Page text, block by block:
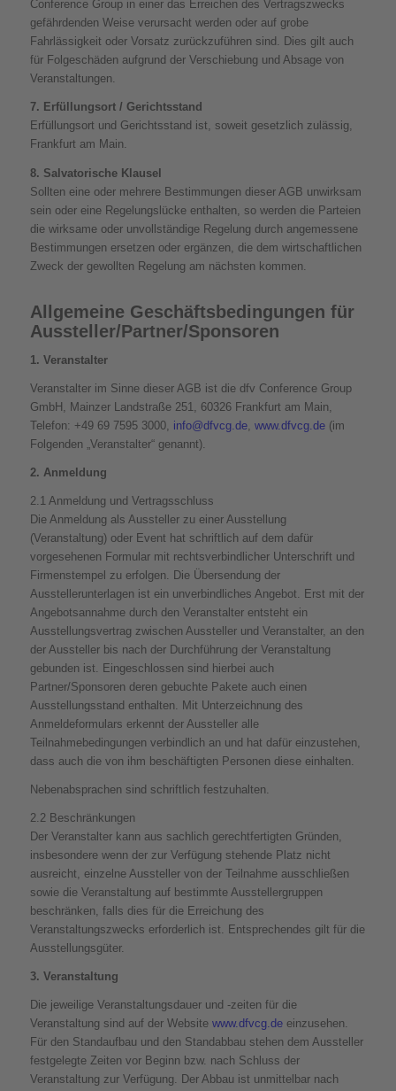
Conference Group in einer das Erreichen des Vertragszwecks
gefährdenden Weise verursacht werden oder auf grobe
Fahrlässigkeit oder Vorsatz zurückzuführen sind. Dies gilt auch
für Folgeschäden aufgrund der Verschiebung und Absage von
Veranstaltungen.
7. Erfüllungsort / Gerichtsstand
Erfüllungsort und Gerichtsstand ist, soweit gesetzlich zulässig,
Frankfurt am Main.
8. Salvatorische Klausel
Sollten eine oder mehrere Bestimmungen dieser AGB unwirksam
sein oder eine Regelungslücke enthalten, so werden die Parteien
die wirksame oder unvollständige Regelung durch angemessene
Bestimmungen ersetzen oder ergänzen, die dem wirtschaftlichen
Zweck der gewollten Regelung am nächsten kommen.
Allgemeine Geschäftsbedingungen für
Aussteller/Partner/Sponsoren
1. Veranstalter
Veranstalter im Sinne dieser AGB ist die dfv Conference Group
GmbH, Mainzer Landstraße 251, 60326 Frankfurt am Main,
Telefon: +49 69 7595 3000, info@dfvcg.de, www.dfvcg.de(im
Folgenden „Veranstalter“ genannt).
2. Anmeldung
2.1 Anmeldung und Vertragsschluss
Die Anmeldung als Aussteller zu einer Ausstellung
(Veranstaltung) oder Event hat schriftlich auf dem dafür
vorgesehenen Formular mit rechtsverbindlicher Unterschrift und
Firmenstempel zu erfolgen. Die Übersendung der
Ausstellerunterlagen ist ein unverbindliches Angebot. Erst mit der
Angebotsannahme durch den Veranstalter entsteht ein
Ausstellungsvertrag zwischen Aussteller und Veranstalter, an den
der Aussteller bis nach der Durchführung der Veranstaltung
gebunden ist. Eingeschlossen sind hierbei auch
Partner/Sponsoren deren gebuchte Pakete auch einen
Ausstellungsstand enthalten. Mit Unterzeichnung des
Anmeldeformulars erkennt der Aussteller alle
Teilnahmebedingungen verbindlich an und hat dafür einzustehen,
dass auch die von ihm beschäftigten Personen diese einhalten.
Nebenabsprachen sind schriftlich festzuhalten.
2.2 Beschränkungen
Der Veranstalter kann aus sachlich gerechtfertigten Gründen,
insbesondere wenn der zur Verfügung stehende Platz nicht
ausreicht, einzelne Aussteller von der Teilnahme ausschließen
sowie die Veranstaltung auf bestimmte Ausstellergruppen
beschränken, falls dies für die Erreichung des
Veranstaltungszwecks erforderlich ist. Entsprechendes gilt für die
Ausstellungsgüter.
3. Veranstaltung
Die jeweilige Veranstaltungsdauer und -zeiten für die
Veranstaltung sind auf der Website www.dfvcg.deeinzusehen.
Für den Standaufbau und den Standabbau stehen dem Aussteller
festgelegte Zeiten vor Beginn bzw. nach Schluss der
Veranstaltung zur Verfügung. Der Abbau ist unmittelbar nach